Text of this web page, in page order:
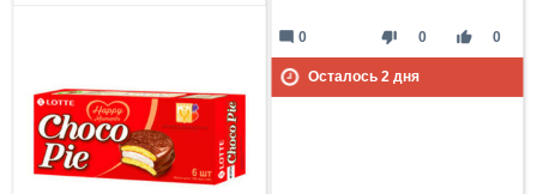
thumb_down 0 thumb_up 0
mode_comment 0
Осталось 2дня